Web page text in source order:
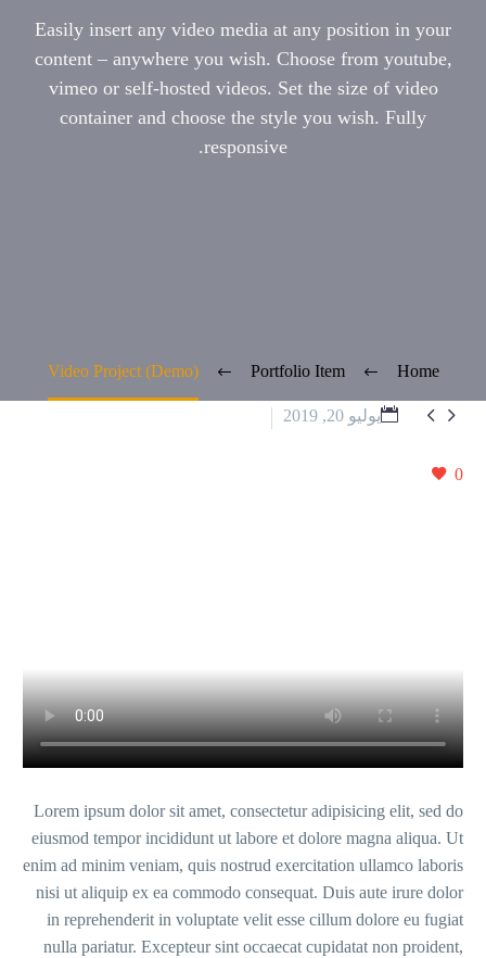
Easily insert any video media at any
content – anywhere you wish. Choose
vimeo or self-hosted videos. Set the
container and choose the style you
Portfolio Item
Video Project (Demo)
Lorem ipsum dolor sit amet, consectetur
eiusmod tempor incididunt ut labore et dolore
enim ad minim veniam, quis nostrud
nisi ut aliquip ex ea commodo consequat.
in reprehenderit in voluptate velit esse
nulla pariatur. Excepteur sint occaecat